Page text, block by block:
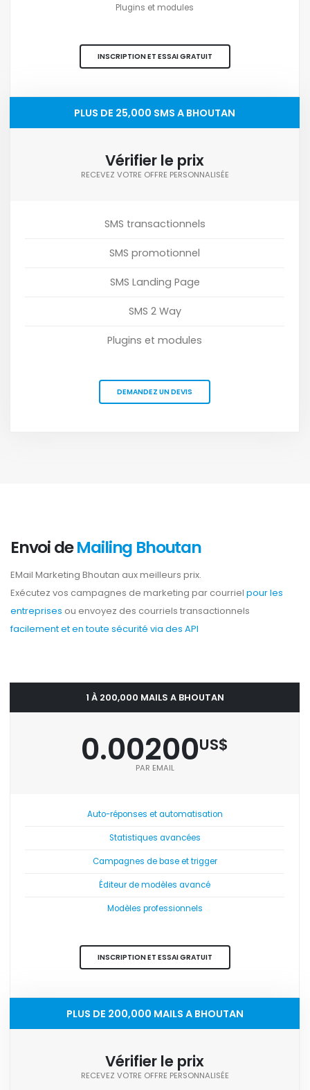
Plugins et modules
INSCRIPTION ET ESSAI GRATUIT
PLUS DE 25,000 SMS A BHOUTAN
Vérifier le prix
RECEVEZ VOTRE OFFRE PERSONNALISÉE
SMS transactionnels
SMS promotionnel
SMS Landing Page
SMS 2 Way
Plugins et modules
DEMANDEZ UN DEVIS
Envoi deMailing Bhoutan
EMail Marketing Bhoutan aux meilleurs prix.
Exécutez vos campagnes de marketing par courriel pour les
entreprises ou envoyez des courriels transactionnels
facilement et en toute sécurité via des API
1 À 200,000 MAILS A BHOUTAN
0.00200US$
PAR EMAIL
Auto-réponses et automatisation
Statistiques avancées
Campagnes de base et trigger
Éditeur de modèles avancé
Modèles professionnels
INSCRIPTION ET ESSAI GRATUIT
PLUS DE 200,000 MAILS A BHOUTAN
Vérifier le prix
RECEVEZ VOTRE OFFRE PERSONNALISÉE